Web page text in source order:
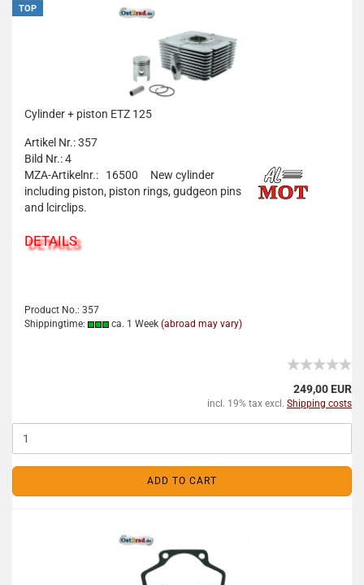
TOP
Cylinder + piston ETZ 125
Artikel Nr.: 357
Bild Nr.: 4
MZA-Artikelnr.: 16500
New cylinder
including piston, piston rings, gudgeon pins
and lcirclips.
DETAILS
Product No.: 357
Shippingtime:
ca. 1 Week (abroad may vary)
249,00 EUR
incl. 19% tax excl. Shipping costs
ADD TO CART